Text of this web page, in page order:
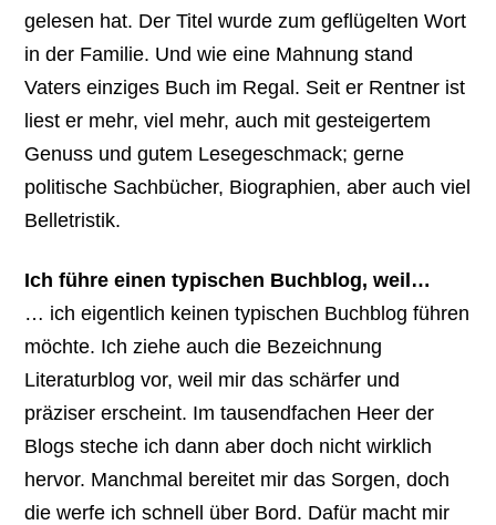
gelesen hat. Der Titel wurde zum geflügelten Wort
in der Familie. Und wie eine Mahnung stand
Vaters einziges Buch im Regal. Seit er Rentner ist
liest er mehr, viel mehr, auch mit gesteigertem
Genuss und gutem Lesegeschmack; gerne
politische Sachbücher, Biographien, aber auch viel
Belletristik.
Ich führe einen typischen Buchblog, weil…
… ich eigentlich keinen typischen Buchblog führen
möchte. Ich ziehe auch die Bezeichnung
Literaturblog vor, weil mir das schärfer und
präziser erscheint. Im tausendfachen Heer der
Blogs steche ich dann aber doch nicht wirklich
hervor. Manchmal bereitet mir das Sorgen, doch
die werfe ich schnell über Bord. Dafür macht mir